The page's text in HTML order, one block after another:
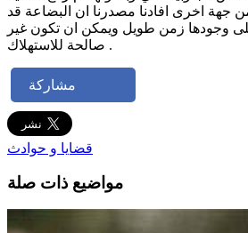
اخرى افادنا مصدرنا ان البضاعة قد
وجودها زمن طويل ويمكن ان تكون غير
صالحة للاستهلاك .
مشاركة
قضايا و حوادث
مواضيع ذات صلة